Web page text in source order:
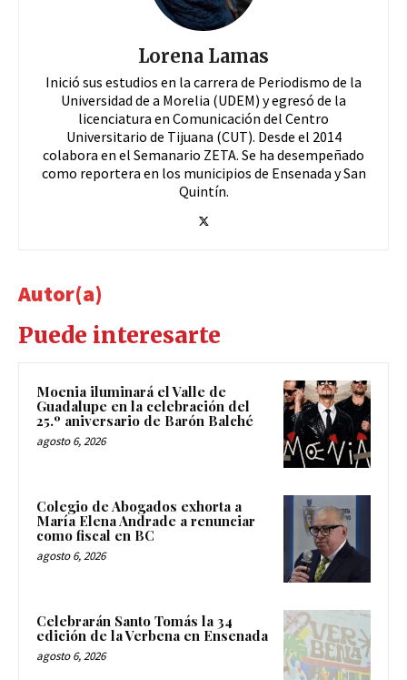
Lorena Lamas
Inició sus estudios en la carrera de Periodismo de la
Universidad de a Morelia (UDEM) y egresó de la
licenciatura en Comunicación del Centro
Universitario de Tijuana (CUT). Desde el 2014
colabora en el Semanario ZETA. Se ha desempeñado
como reportera en los municipios de Ensenada y San
Quintín.
Autor(a)
Puede interesarte
Moenia iluminará el Valle de
Guadalupe en la celebración del
25.º aniversario de Barón Balché
agosto 6, 2026
Colegio de Abogados exhorta a
María Elena Andrade a renunciar
como fiscal en BC
agosto 6, 2026
Celebrarán Santo Tomás la 34
edición de la Verbena en Ensenada
agosto 6, 2026